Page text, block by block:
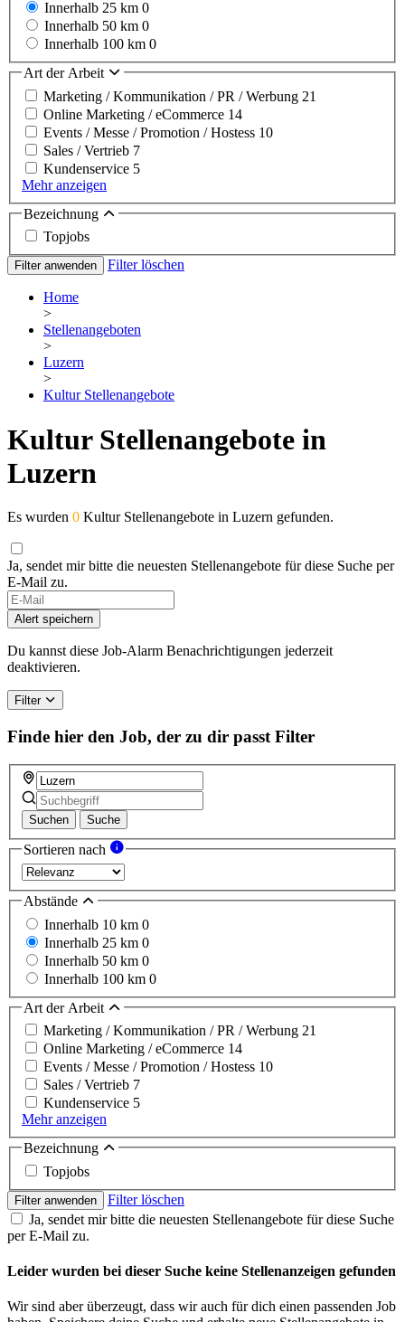
Innerhalb 25 km 0
Innerhalb 50 km 0
Innerhalb 100 km 0
Art der Arbeit
Marketing / Kommunikation / PR / Werbung 21
Online Marketing / eCommerce 14
Events / Messe / Promotion / Hostess 10
Sales / Vertrieb 7
Kundenservice 5
Mehr anzeigen
Bezeichnung
Topjobs
Filter anwenden Filter löschen
Home
>
Stellenangeboten
>
Luzern
>
Kultur Stellenangebote
Kultur Stellenangebote in
Luzern
Es wurden 0 Kultur Stellenangebote in Luzern gefunden.
Ja, sendet mir bitte die neuesten Stellenangebote für diese Suche per
E-Mail zu.
Alert speichern
Du kannst diese Job-Alarm Benachrichtigungen jederzeit
deaktivieren.
Filter
Finde hier den Job, der zu dir passt Filter
Suchen Suche
Sortieren nach
Abstände
Innerhalb 10 km 0
Innerhalb 25 km 0
Innerhalb 50 km 0
Innerhalb 100 km 0
Art der Arbeit
Marketing / Kommunikation / PR / Werbung 21
Online Marketing / eCommerce 14
Events / Messe / Promotion / Hostess 10
Sales / Vertrieb 7
Kundenservice 5
Mehr anzeigen
Bezeichnung
Topjobs
Filter anwenden
Filter löschen
Ja, sendet mir bitte die neuesten Stellenangebote für diese Suche
per E-Mail zu.
Leider wurden bei dieser Suche keine Stellenanzeigen gefunden
Wir sind aber überzeugt, dass wir auch für dich einen passenden Job